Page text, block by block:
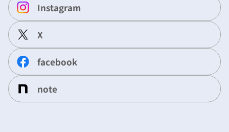
Instagram
X
facebook
note